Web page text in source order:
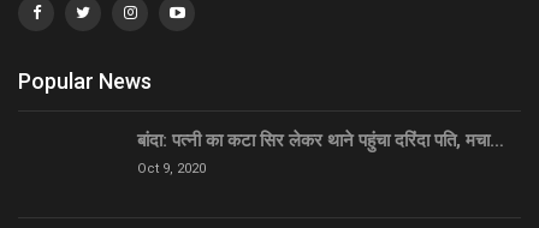
Popular News
बांदा: पत्नी का कटा सिर लेकर थाने पहुंचा दरिंदा पति, मचा…
Oct 9, 2020